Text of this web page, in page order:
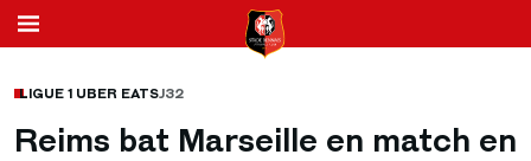
LIGUE 1 UBER EATSJ32
Reims bat Marseille en match en